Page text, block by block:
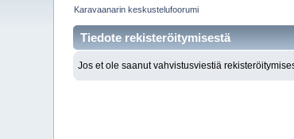
Karavaanarin keskustelufoorumi
Tiedote rekisteröitymisestä
Jos et ole saanut vahvistusviestiä